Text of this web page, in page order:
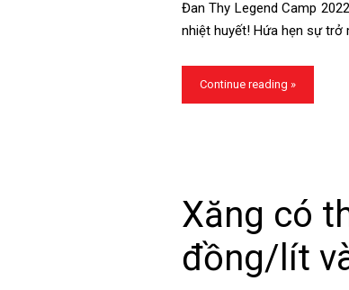
Đan Thy Legend Camp
nhiệt huyết! Hứa hẹn sự trở
Continue reading »
Xăng có
đồng/lít